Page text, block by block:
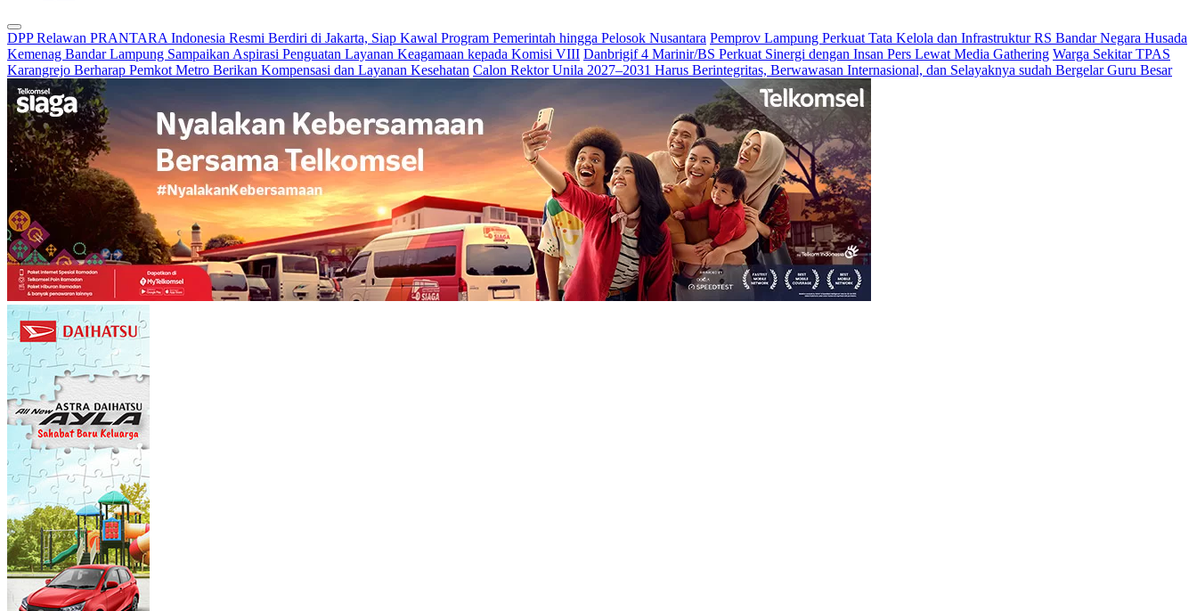
DPP Relawan PRANTARA Indonesia Resmi Berdiri di Jakarta, Siap Kawal Program Pemerintah hingga Pelosok Nusantara Pemprov Lampung Perkuat Tata Kelola dan Infrastruktur RS Bandar Negara Husada
Kemenag Bandar Lampung Sampaikan Aspirasi Penguatan Layanan Keagamaan kepada Komisi VIII Danbrigif 4 Marinir/BS Perkuat Sinergi dengan Insan Pers Lewat Media Gathering Warga Sekitar TPAS
Karangrejo Berharap Pemkot Metro Berikan Kompensasi dan Layanan Kesehatan Calon Rektor Unila 2027–2031 Harus Berintegritas, Berwawasan Internasional, dan Selayaknya sudah Bergelar Guru Besar